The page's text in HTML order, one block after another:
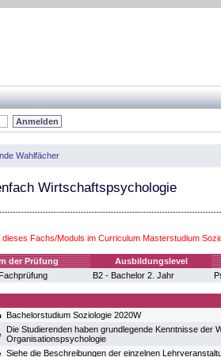
Wahlfächer
Wirtschaftspsychologie
dieses Fachs/Moduls im Curriculum Masterstudium
der Prüfung Ausbildungslevel
B2 - Bachelor 2. Jahr
Bachelorstudium Soziologie 2020W
Die Studierenden haben grundlegende Kenntnisse
Organisationspsychologie
Siehe die Beschreibungen der einzelnen